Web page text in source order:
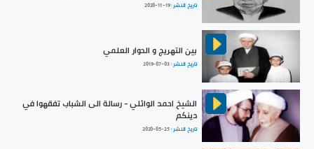
تاريخ النشر :2020-11-19
بين التهريج و الحوار العلمي
تاريخ النشر :2019-07-03
الشيخ احمد الوائلي - رسالة الى الشباب تفقهوا في
دينكم
تاريخ النشر :2020-05-25